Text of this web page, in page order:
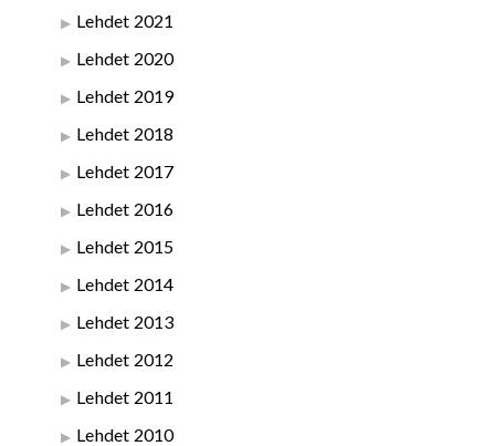
Lehdet 2021
Lehdet 2020
Lehdet 2019
Lehdet 2018
Lehdet 2017
Lehdet 2016
Lehdet 2015
Lehdet 2014
Lehdet 2013
Lehdet 2012
Lehdet 2011
Lehdet 2010